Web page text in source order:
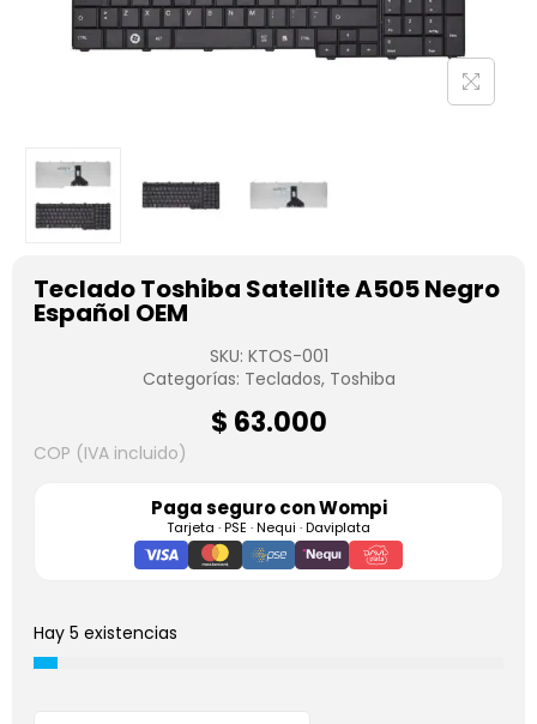
Teclado Toshiba Satellite A505 Negro
Español OEM
SKU: KTOS-001
Categorías: Teclados, Toshiba
$ 63.000
COP (IVA incluido)
Paga seguro conWompi
Tarjeta · PSE · Nequi · Daviplata
Hay 5 existencias